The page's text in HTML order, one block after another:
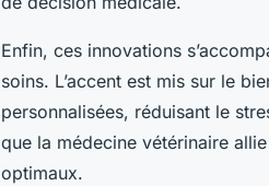
Enfin, ces innovations
soins. L’accent est mis sur le
personnalisées, réduisant le
que la médecine vétérinaire
optimaux.